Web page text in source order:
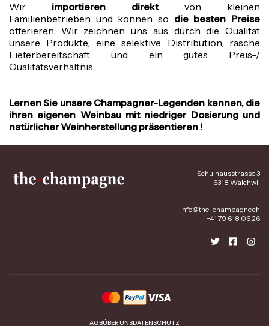
Wir importieren direktvon kleinen
Familienbetrieben und können so die besten Preise
offerieren. Wir zeichnen uns aus durch die Qualität
unsere Produkte, eine selektive Distribution, rasche
Lieferbereitschaft und ein gutes Preis-/
Qualitätsverhältnis.
Lernen Sie unsere Champagner-Legenden kennen, die
ihren eigenen Weinbau mit niedriger Dosierung und
natürlicher Weinherstellung präsentieren !
Schulhausstrasse 3
6318 Walchwil
info@the-champagne.ch
+41 79 618 06 26
AGBÜBER UNSDATENSCHUTZ